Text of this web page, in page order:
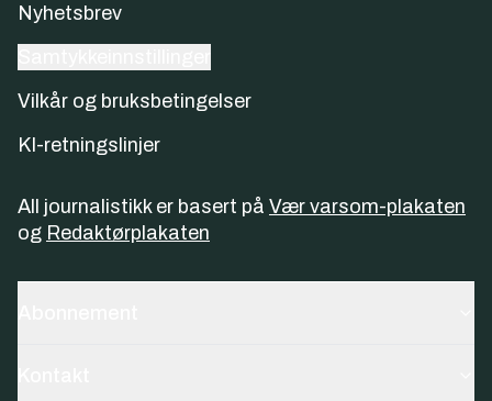
Nyhetsbrev
Vilkår og bruksbetingelser
KI-retningslinjer
All journalistikk er basert på Vær varsom-plakaten
og Redaktørplakaten